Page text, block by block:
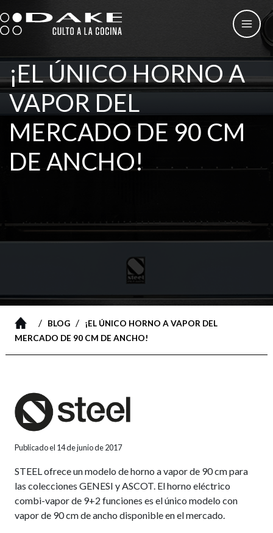
al
contenido
¡EL ÚNICO HORNO A
VAPOR DEL
MERCADO DE 90 CM
DE ANCHO!
/ BLOG/
¡EL ÚNICO HORNO A VAPOR DEL
MERCADO DE 90 CM DE ANCHO!
Publicado el 14 de junio de 2017
STEEL ofrece un modelo de horno a vapor de 90 cm para
las colecciones GENESI y ASCOT. El horno eléctrico
combi-vapor de 9+2 funciones es el único modelo con
vapor de 90 cm de ancho disponible en el mercado.